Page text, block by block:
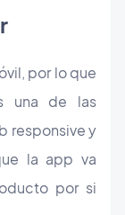
por lo que
una de las
responsive y
la app va
por si